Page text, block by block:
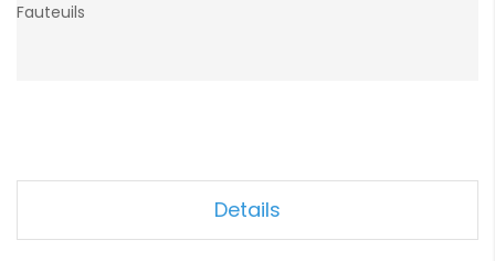
Fauteuils
Details